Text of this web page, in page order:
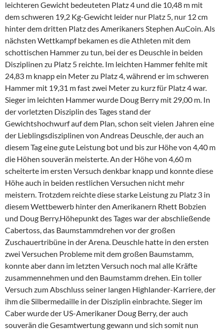
leichteren Gewicht bedeuteten Platz 4 und die 10,48 m mit
dem schweren 19,2 Kg-Gewicht leider nur Platz 5, nur 12 cm
hinter dem dritten Platz des Amerikaners Stephen AuCoin. Als
nächsten Wettkampf bekamen es die Athleten mit dem
schottischen Hammer zu tun, bei der es Deuschle in beiden
Disziplinen zu Platz 5 reichte. Im leichten Hammer fehlte mit
24,83 m knapp ein Meter zu Platz 4, während er im schweren
Hammer mit 19,31 m fast zwei Meter zu kurz für Platz 4 war.
Sieger im leichten Hammer wurde Doug Berry mit 29,00 m. In
der vorletzten Disziplin des Tages stand der
Gewichtshochwurf auf dem Plan, schon seit vielen Jahren eine
der Lieblingsdisziplinen von Andreas Deuschle, der auch an
diesem Tag eine gute Leistung bot und bis zur Höhe von 4,40 m
die Höhen souverän meisterte. An der Höhe von 4,60 m
scheiterte im ersten Versuch denkbar knapp und konnte diese
Höhe auch in beiden restlichen Versuchen nicht mehr
meistern. Trotzdem reichte diese starke Leistung zu Platz 3 in
diesem Wettbewerb hinter den Amerikanern Rhett Bobzien
und Doug Berry.Höhepunkt des Tages war der abschließende
Cabertoss, das Baumstammdrehen vor der großen
Zuschauertribüne in der Arena. Deuschle hatte in den ersten
zwei Versuchen Probleme mit dem großen Baumstamm,
konnte aber dann im letzten Versuch noch mal alle Kräfte
zusammennehmen und den Baumstamm drehen. Ein toller
Versuch zum Abschluss seiner langen Highlander-Karriere, der
ihm die Silbermedaille in der Disziplin einbrachte. Sieger im
Caber wurde der US-Amerikaner Doug Berry, der auch
souverän die Gesamtwertung gewann und sich somit nun